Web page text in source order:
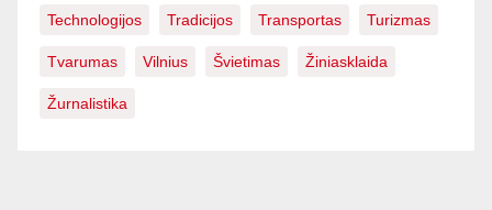
Technologijos Tradicijos Transportas Turizmas
Tvarumas Vilnius Švietimas Žiniasklaida
Žurnalistika